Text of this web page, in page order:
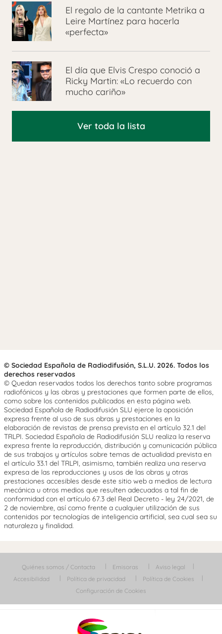
El regalo de la cantante Metrika a
Leire Martínez para hacerla
«perfecta»
El día que Elvis Crespo conoció a
Ricky Martin: «Lo recuerdo con
mucho cariño»
Ver toda la lista
© Sociedad Española de Radiodifusión, S.L.U. 2026. Todos los
derechos reservados
© Quedan reservados todos los derechos tanto sobre programas
radiofónicos y las obras y prestaciones que formen parte de ellos,
como sobre los contenidos publicados en esta página web.
Sociedad Española de Radiodifusión SLU ejerce la oposición
expresa frente al uso de sus obras y prestaciones en la
elaboración de revistas de prensa prevista en el artículo 32.1 del
TRLPI. Sociedad Española de Radiodifusión SLU realiza la reserva
expresa frente la reproducción, distribución y comunicación pública
de sus trabajos y artículos sobre temas de actualidad prevista en
el artículo 33.1 del TRLPI, asimismo, también realiza una reserva
expresa de las reproducciones y usos de las obras y otras
prestaciones accesibles desde este sitio web a medios de lectura
mecánica u otros medios que resulten adecuados a tal fin de
conformidad con el artículo 67.3 del Real Decreto - ley 24/2021, de
2 de noviembre, así como frente a cualquier utilización de sus
contenidos por tecnologías de inteligencia artificial, sea cual sea su
naturaleza y finalidad.
Quiénes somos / Contacta Emisoras
Aviso legal
Accesibilidad
Política de privacidad
Política de Cookies
Configuración de Cookies